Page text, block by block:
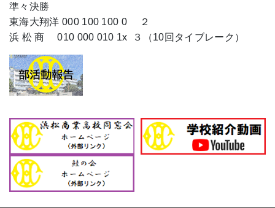
準々決勝
東海大翔洋 000 100 100 0 ２
浜 松 商 010 000 010 1x ３（10回タイブレーク）